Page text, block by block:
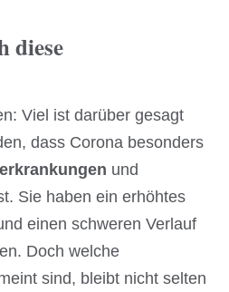
diese
Viel ist darüber gesagt
dass Corona besonders
und
Sie haben ein erhöhtes
einen schweren Verlauf
Doch welche
sind, bleibt nicht selten